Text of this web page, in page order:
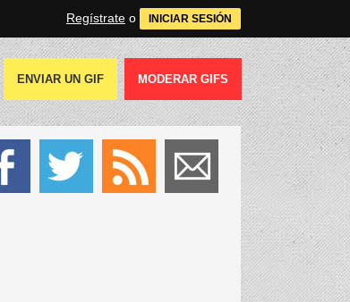
Regístrate o INICIAR SESIÓN
ENVIAR UN GIF MODERAR GIFS